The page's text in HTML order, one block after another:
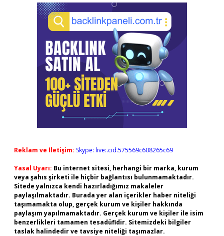
Reklam ve İletişim: Skype: live:.cid.575569c608265c69
Yasal Uyarı: Bu internet sitesi, herhangi bir marka, kurum
veya şahıs şirketi ile hiçbir bağlantısı bulunmamaktadır.
Sitede yalnızca kendi hazırladığımız makaleler
paylaşılmaktadır. Burada yer alan içerikler haber niteliği
taşımamakta olup, gerçek kurum ve kişiler hakkında
paylaşım yapılmamaktadır. Gerçek kurum ve kişiler ile isim
benzerlikleri tamamen tesadüfidir. Sitemizdeki bilgiler
taslak halindedir ve tavsiye niteliği taşımazlar.